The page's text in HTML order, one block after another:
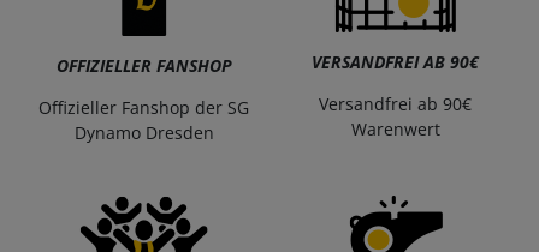
OFFIZIELLER FANSHOP
Offizieller Fanshop der SG
Dynamo Dresden
VERSANDFREI AB 90€
Versandfrei ab 90€
Warenwert